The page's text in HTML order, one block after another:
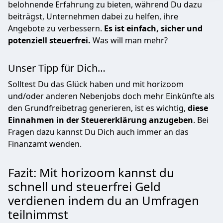
belohnende Erfahrung zu bieten, während Du dazu
beiträgst, Unternehmen dabei zu helfen, ihre
Angebote zu verbessern. Es ist einfach, sicher und
potenziell steuerfrei. Was will man mehr?
Unser Tipp für Dich…
Solltest Du das Glück haben und mit horizoom
und/oder anderen Nebenjobs doch mehr Einkünfte als
den Grundfreibetrag generieren, ist es wichtig, diese
Einnahmen in der Steuererklärung anzugeben. Bei
Fragen dazu kannst Du Dich auch immer an das
Finanzamt wenden.
Fazit: Mit horizoom kannst du
schnell und steuerfrei Geld
verdienen indem du an Umfragen
teilnimmst